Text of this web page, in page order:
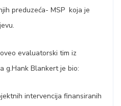
preduzeća- MSP koja je
evaluatorski tim iz
g.Hank Blankert je bio:
intervencija finansiranih